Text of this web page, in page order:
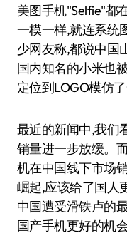
美图手机"Selfie"都
一模一样,就连系统
少网友称,都说中国
国内知名的小米也
定位到LOGO模仿了
最近的新闻中,我们
销量进一步放缓。
机在中国线下市场
崛起,应该给了国人
中国遭受滑铁卢的
国产手机更好的机会